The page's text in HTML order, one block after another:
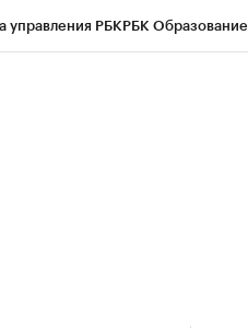
управления РБКРБК Образование